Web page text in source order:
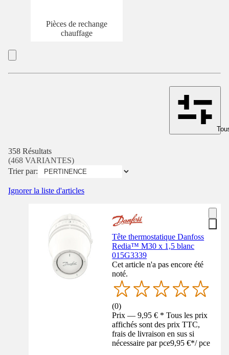
Pièces de rechange
chauffage
358 Résultats
(468 VARIANTES)
Trier par:
Ignorer la liste d'articles
Tête thermostatique Danfoss
Redia™ M30 x 1,5 blanc
015G3339
Cet article n'a pas encore été
noté.
(0)
Prix — 9,95 € * Tous les prix
affichés sont des prix TTC,
frais de livraison en sus si
nécessaire par pce9,95 €*/ pce